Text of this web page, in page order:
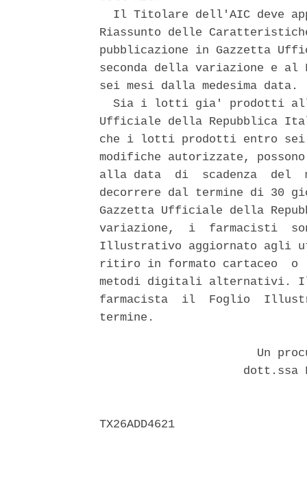
Il Titolare dell'AIC deve
Riassunto delle
pubblicazione in Gazzetta
seconda della variazione e
sei mesi dalla medesima data.
Sia i lotti gia' prodotti
Ufficiale della Repubblica
che i lotti prodotti entro sei
modifiche autorizzate,
alla data  di  scadenza  del
decorrere dal termine di 30
Gazzetta Ufficiale della
variazione,  i  farmacisti
Illustrativo aggiornato agli
ritiro in formato cartaceo
metodi digitali alternativi.
farmacista  il  Foglio
termine.
Un